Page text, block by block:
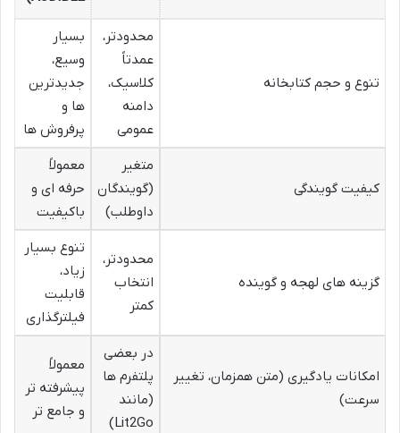
تنوع و حجم کتابخانه
محدودتر،
عمدتاً
کلاسیک،
دامنه
عمومی
بسیار
وسیع،
جدیدترین
ها و
پرفروش ها
کیفیت گویندگی
متغیر
(گویندگان
داوطلب)
معمولاً
حرفه ای و
باکیفیت
گزینه های لهجه و گوینده
محدودتر،
انتخاب
کمتر
تنوع بسیار
زیاد،
قابلیت
فیلترگذاری
امکانات یادگیری (متن همزمان، تغییر
سرعت)
در بعضی
پلتفرم ها
(مانند
Lit2Go)
معمولاً
پیشرفته تر
و جامع تر